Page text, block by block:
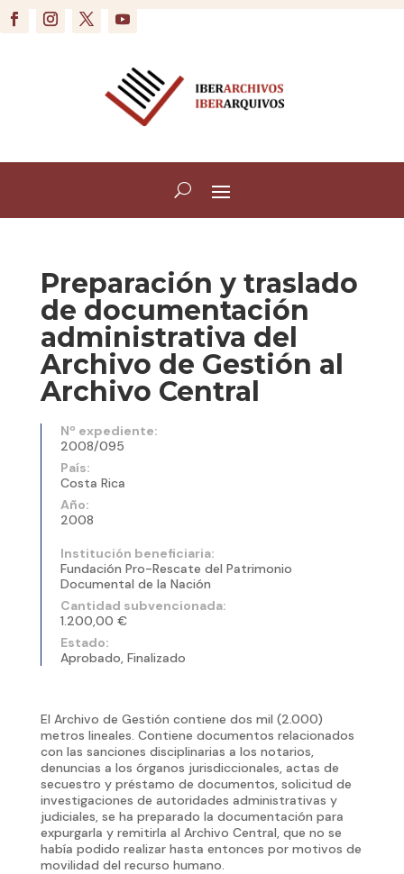
Preparación y traslado
de documentación
administrativa del
Archivo de Gestión al
Archivo Central
Nº expediente:
2008/095
País:
Costa Rica
Año:
2008
Institución beneficiaria:
Fundación Pro-Rescate del Patrimonio
Documental de la Nación
Cantidad subvencionada:
1.200,00 €
Estado:
Aprobado, Finalizado
El Archivo de Gestión contiene dos mil (2.000)
metros lineales. Contiene documentos relacionados
con las sanciones disciplinarias a los notarios,
denuncias a los órganos jurisdiccionales, actas de
secuestro y préstamo de documentos, solicitud de
investigaciones de autoridades administrativas y
judiciales, se ha preparado la documentación para
expurgarla y remitirla al Archivo Central, que no se
había podido realizar hasta entonces por motivos de
movilidad del recurso humano.